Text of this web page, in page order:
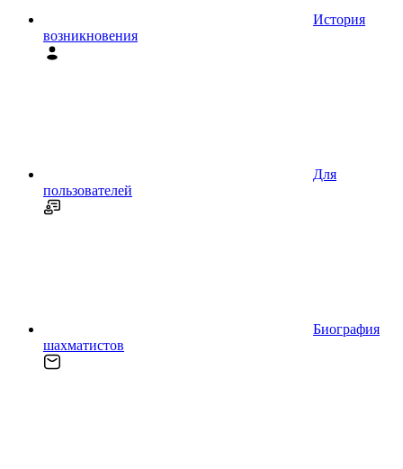
История
возникновения
Для
пользователей
Биография
шахматистов